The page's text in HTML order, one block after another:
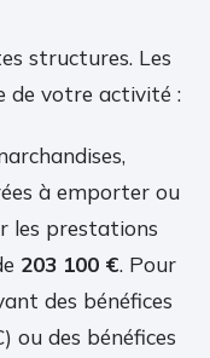
structures. Les
de votre activité :
à emporter ou
les prestations
203 100 €. Pour
des bénéfices
ou des bénéfices